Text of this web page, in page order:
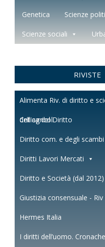
Genetica Scienze
Scienze sociali
RIVISTE
Alimenta Riv. di diritto e
dell'agricol.
Critica del Diritto
Diritto com. e degli
Diritti Lavori Mercati
Diritto e Società (dal 2012)
Giustizia consensuale - Riv
Hermes Italia
I diritti dell’uomo.